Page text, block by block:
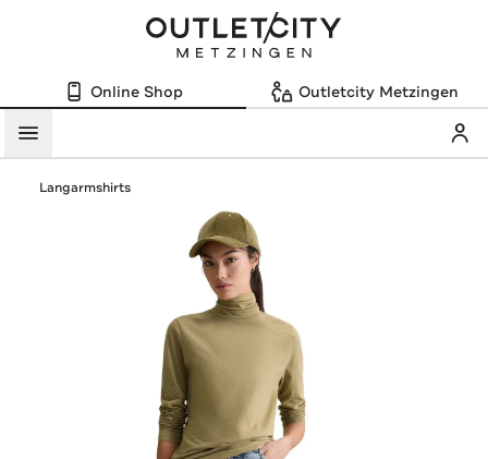
Online Shop Outletcity Metzingen
Menü
Langarmshirts